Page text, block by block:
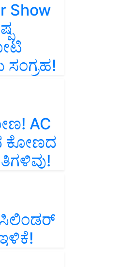
Show
AC
ಕೋಣದ
ಸಿಲಿಂಡರ್‌